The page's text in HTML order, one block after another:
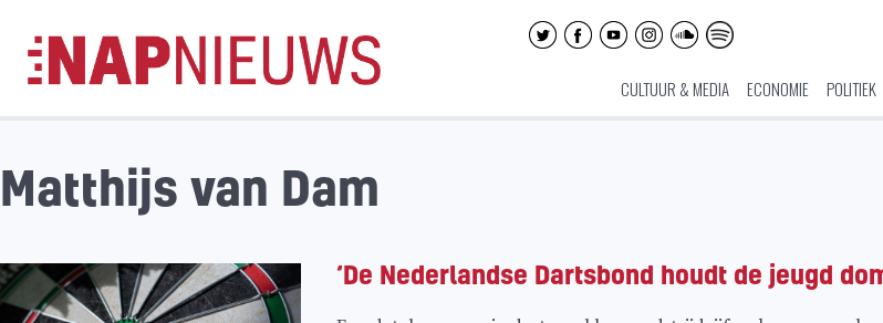
naar
inhoud
CULTUUR & MEDIA ECONOMIE POLITIEK
Matthijs van Dam
‘De Nederlandse Dartsbond houdt de jeugd